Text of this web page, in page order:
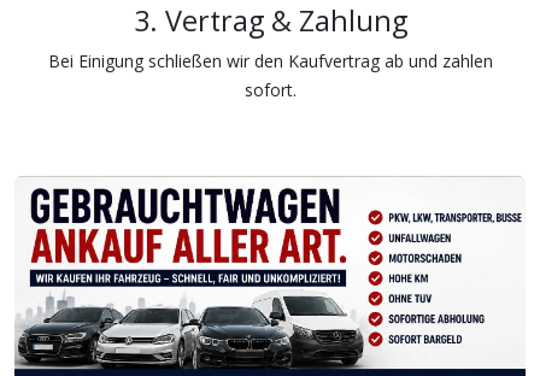
3. Vertrag & Zahlung
Bei Einigung schließen wir den Kaufvertrag ab und zahlen
sofort.